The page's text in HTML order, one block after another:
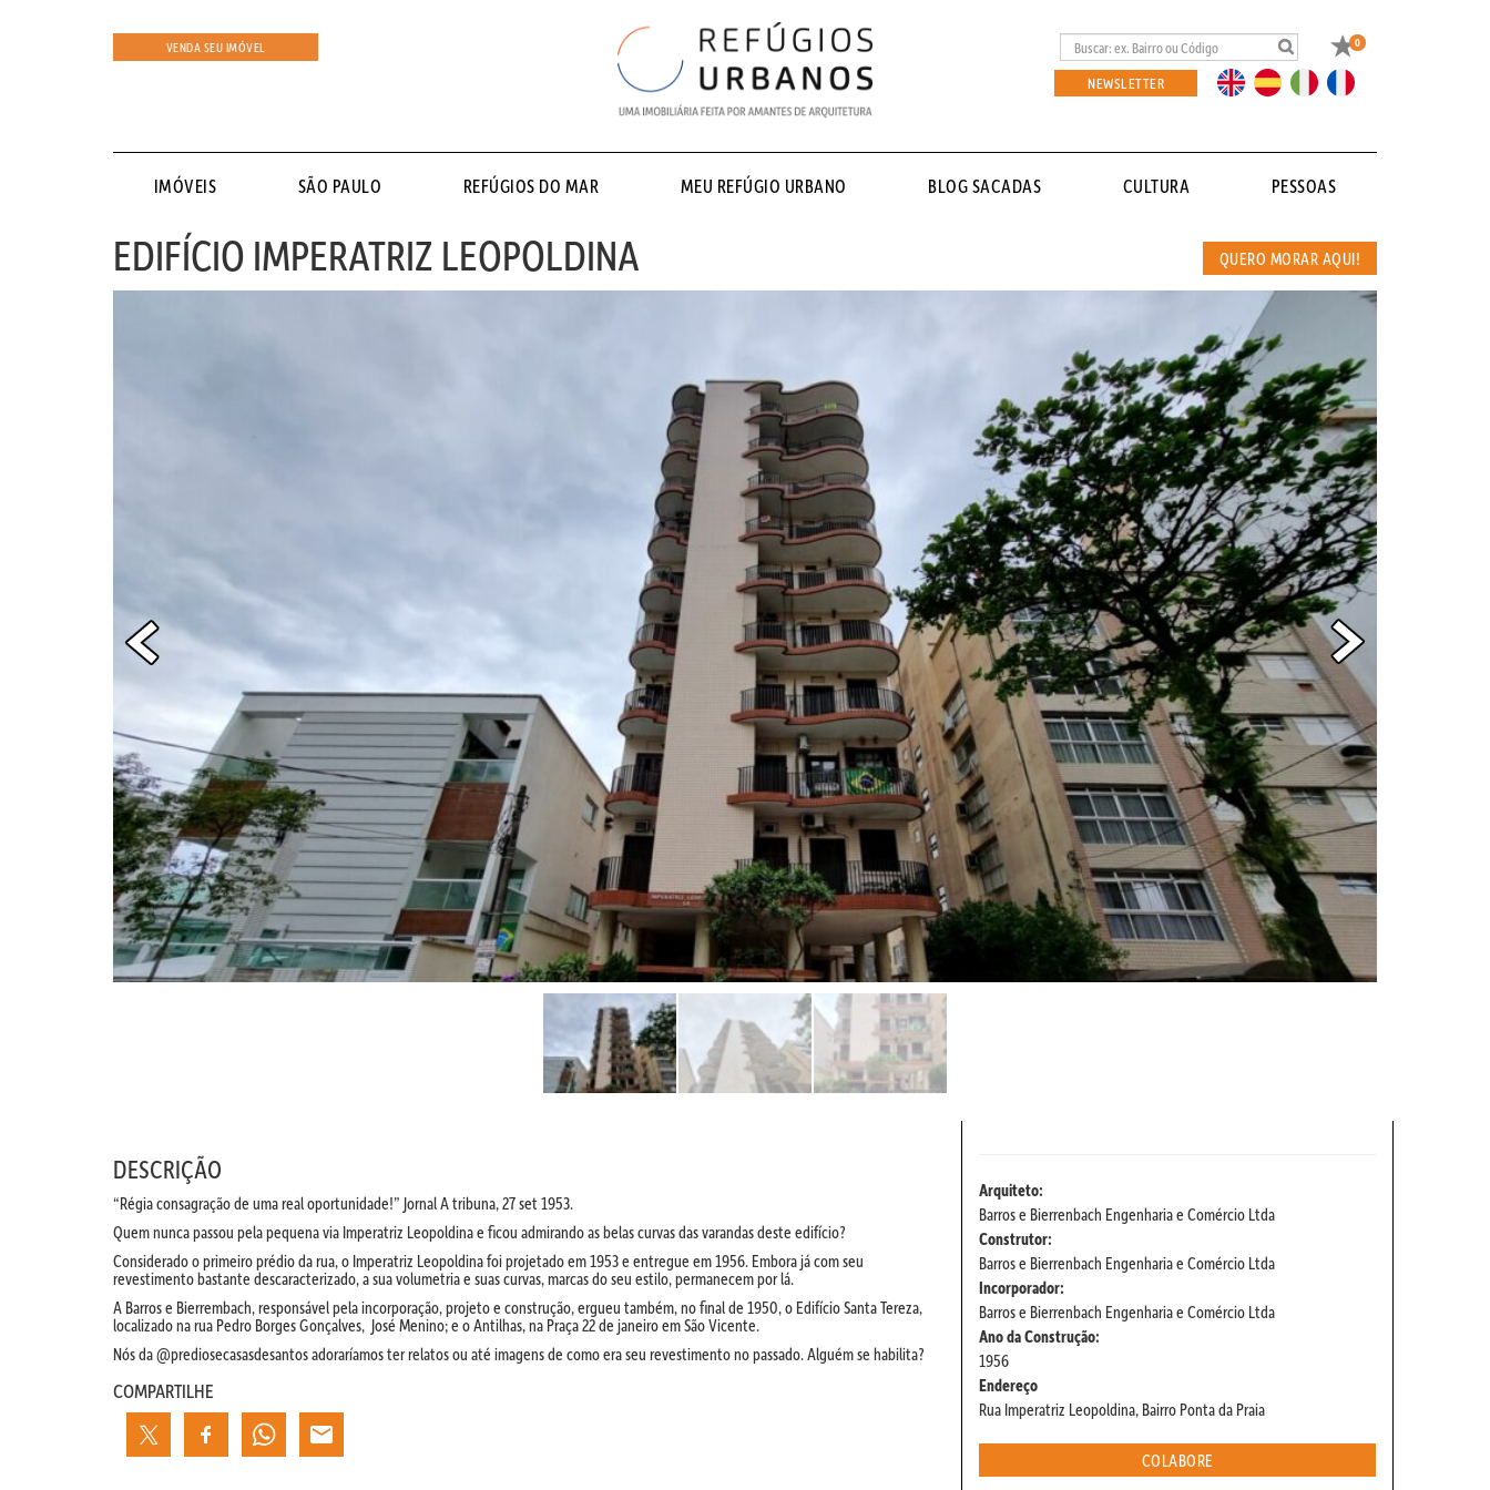
VENDA SEU IMÓVEL Favoritos
0
NEWSLETTER EN ES IT FR
IMÓVEIS SÃO PAULO REFÚGIOS DO MAR MEU REFÚGIO URBANO BLOG SACADAS CULTURA PESSOAS
EDIFÍCIO IMPERATRIZ LEOPOLDINA QUERO MORAR AQUI!
DESCRIÇÃO
“Régia consagração de uma real oportunidade!” Jornal A tribuna, 27 set 1953.
Quem nunca passou pela pequena via Imperatriz Leopoldina e ficou admirando as belas curvas das varandas deste edifício?
Considerado o primeiro prédio da rua, o Imperatriz Leopoldina foi projetado em 1953 e entregue em 1956. Embora já com seu
revestimento bastante descaracterizado, a sua volumetria e suas curvas, marcas do seu estilo, permanecem por lá.
A Barros e Bierrembach, responsável pela incorporação, projeto e construção, ergueu também, no final de 1950, o Edifício Santa Tereza,
localizado na rua Pedro Borges Gonçalves, José Menino; e o Antilhas, na Praça 22 de janeiro em São Vicente.
Nós da @prediosecasasdesantos adoraríamos ter relatos ou até imagens de como era seu revestimento no passado. Alguém se habilita?
COMPARTILHE
Arquiteto:
Barros e Bierrenbach Engenharia e Comércio Ltda
Construtor:
Barros e Bierrenbach Engenharia e Comércio Ltda
Incorporador:
Barros e Bierrenbach Engenharia e Comércio Ltda
Ano da Construção:
1956
Endereço
Rua Imperatriz Leopoldina, Bairro Ponta da Praia
COLABORE